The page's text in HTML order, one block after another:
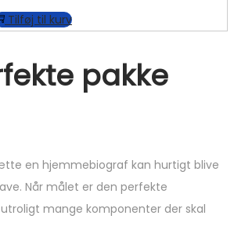
Tilføj til kurv
pakke
en hjemmebiograf kan hurtigt blive
Når målet er den perfekte
mange komponenter der skal